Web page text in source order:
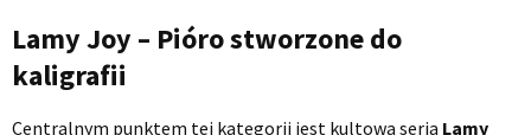
Lamy Joy – Pióro stworzone do
kaligrafii
Centralnym punktem tej kategorii jest kultowa seria Lamy